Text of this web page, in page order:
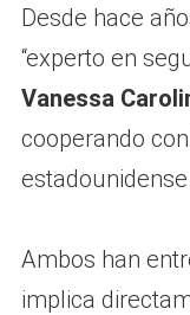
Desde hace
“experto en
Vanessa
cooperando
estadounidense.
Ambos han
implica